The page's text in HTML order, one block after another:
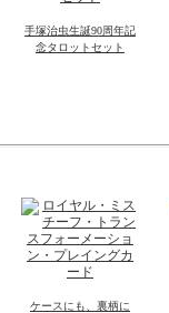
手塚治虫生誕90周年記
念タロットセット
ケースにも、裏柄に